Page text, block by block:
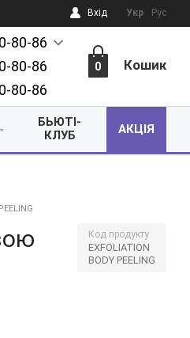
Вхід Укр Рус
80-86
80-86
80-86
0 Кошик
БЬЮТІ-
КЛУБ
АКЦІЯ
Код продукту
EXFOLIATION
BODY PEELING